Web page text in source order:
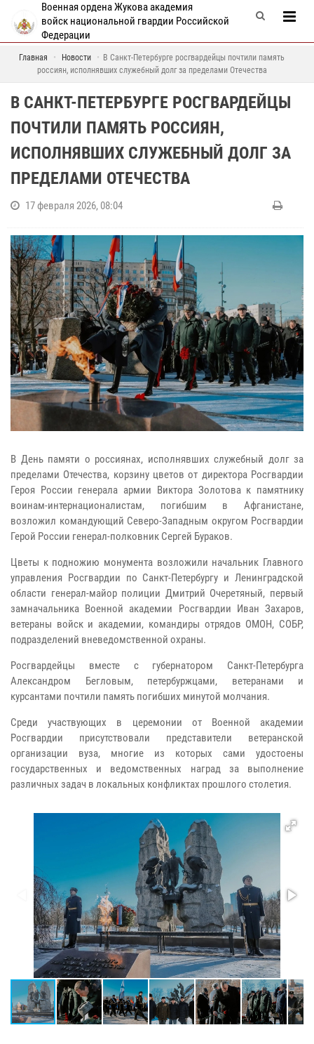
Военная ордена Жукова академия
войск национальной гвардии Российской
Федерации
Главная Новости
В Санкт-Петербурге росгвардейцы почтили память
россиян, исполнявших служебный долг за пределами Отечества
В САНКТ-ПЕТЕРБУРГЕ РОСГВАРДЕЙЦЫ
ПОЧТИЛИ ПАМЯТЬ РОССИЯН,
ИСПОЛНЯВШИХ СЛУЖЕБНЫЙ ДОЛГ ЗА
ПРЕДЕЛАМИ ОТЕЧЕСТВА
17 февраля 2026, 08:04
В День памяти о россиянах, исполнявших служебный долг за
пределами Отечества, корзину цветов от директора Росгвардии
Героя России генерала армии Виктора Золотова к памятнику
воинам-интернационалистам, погибшим в Афганистане,
возложил командующий Северо-Западным округом Росгвардии
Герой России генерал-полковник Сергей Бураков.
Цветы к подножию монумента возложили начальник Главного
управления Росгвардии по Санкт-Петербургу и Ленинградской
области генерал-майор полиции Дмитрий Очеретяный, первый
замначальника Военной академии Росгвардии Иван Захаров,
ветераны войск и академии, командиры отрядов ОМОН, СОБР,
подразделений вневедомственной охраны.
Росгвардейцы вместе с губернатором Санкт-Петербурга
Александром Бегловым, петербуржцами, ветеранами и
курсантами почтили память погибших минутой молчания.
Среди участвующих в церемонии от Военной академии
Росгвардии присутствовали представители ветеранской
организации вуза, многие из которых сами удостоены
государственных и ведомственных наград за выполнение
различных задач в локальных конфликтах прошлого столетия.